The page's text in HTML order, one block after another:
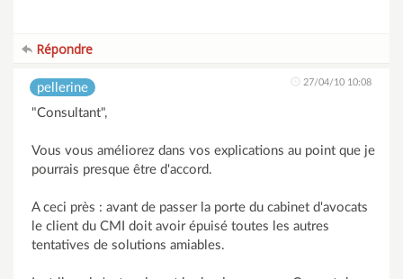
Répondre
pellerine 27/04/10 10:08
"Consultant",
Vous vous améliorez dans vos explications au point que je
pourrais presque être d'accord.
A ceci près : avant de passer la porte du cabinet d'avocats
le client du CMI doit avoir épuisé toutes les autres
tentatives de solutions amiables.